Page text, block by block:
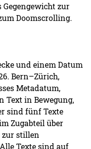
Gegengewicht zur
Doomscrolling.
und einem Datum
Bern–Zürich,
Metadatum,
Text in Bewegung,
sind fünf Texte
Zugabteil über
zur stillen
Texte sind auf